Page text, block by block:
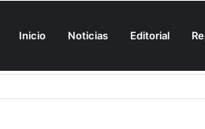
Inicio Noticias Editorial